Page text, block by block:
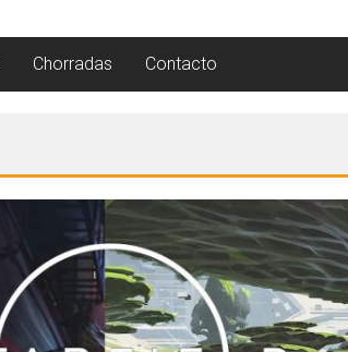
Chorradas Contacto